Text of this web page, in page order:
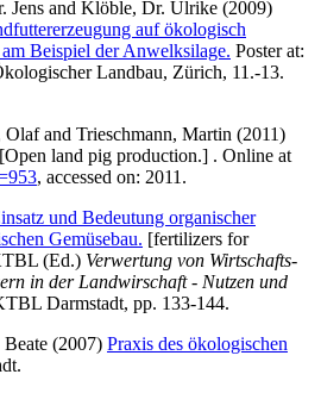
Jens and Klöble, Dr. Ulrike (2009)
auf ökologisch
Beispiel der Anwelksilage. Poster at:
Landbau, Zürich, 11.-13.
Olafand Trieschmann, Martin (2011)
[Open land pig production.] . Online at
, accessed on: 2011.
und Bedeutung organischer
Gemüsebau. [fertilizers for
(Ed.) Verwertung von Wirtschafts-
in der Landwirschaft - Nutzen und
Darmstadt, pp. 133-144.
Beate (2007) Praxis des ökologischen